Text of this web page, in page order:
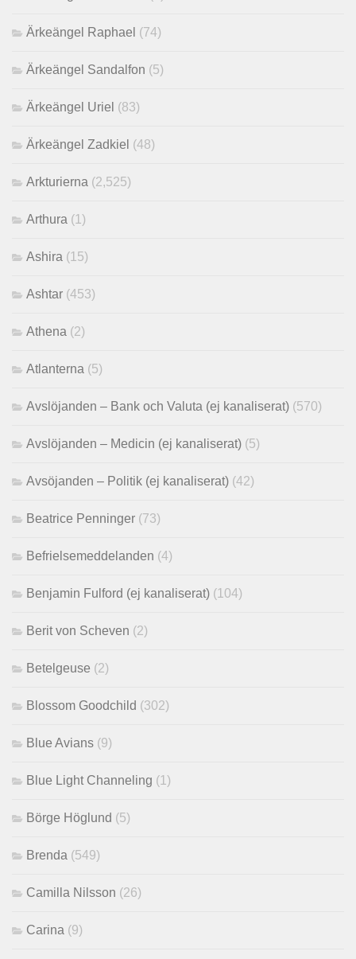
Ärkeängel Raphael (74)
Ärkeängel Sandalfon (5)
Ärkeängel Uriel (83)
Ärkeängel Zadkiel (48)
Arkturierna (2,525)
Arthura (1)
Ashira (15)
Ashtar (453)
Athena (2)
Atlanterna (5)
Avslöjanden – Bank och Valuta (ej kanaliserat) (570)
Avslöjanden – Medicin (ej kanaliserat) (5)
Avsöjanden – Politik (ej kanaliserat) (42)
Beatrice Penninger (73)
Befrielsemeddelanden (4)
Benjamin Fulford (ej kanaliserat) (104)
Berit von Scheven (2)
Betelgeuse (2)
Blossom Goodchild (302)
Blue Avians (9)
Blue Light Channeling (1)
Börge Höglund (5)
Brenda (549)
Camilla Nilsson (26)
Carina (9)